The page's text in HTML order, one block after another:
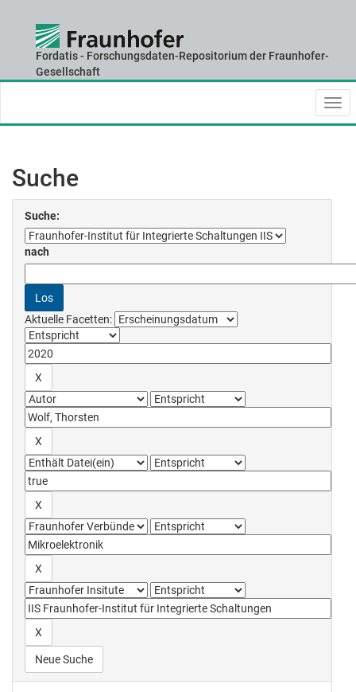
navigation
Fordatis - Forschungsdaten-Repositorium der Fraunhofer-
Gesellschaft
Suche
Suche:
nach
Aktuelle Facetten:
Neue Suche